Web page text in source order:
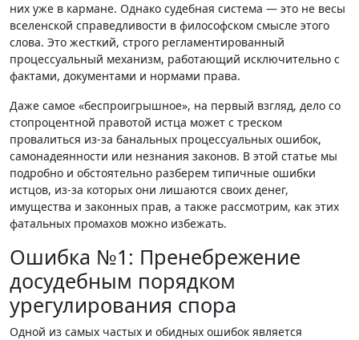
них уже в кармане. Однако судебная система — это не весы
вселенской справедливости в философском смысле этого
слова. Это жесткий, строго регламентированный
процессуальный механизм, работающий исключительно с
фактами, документами и нормами права.
Даже самое «беспроигрышное», на первый взгляд, дело со
стопроцентной правотой истца может с треском
провалиться из-за банальных процессуальных ошибок,
самонадеянности или незнания законов. В этой статье мы
подробно и обстоятельно разберем типичные ошибки
истцов, из-за которых они лишаются своих денег,
имущества и законных прав, а также рассмотрим, как этих
фатальных промахов можно избежать.
Ошибка №1: Пренебрежение
досудебным порядком
урегулирования спора
Одной из самых частых и обидных ошибок является